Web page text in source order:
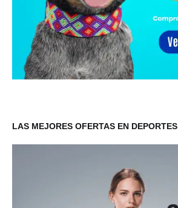
LAS MEJORES OFERTAS EN DEPORTES